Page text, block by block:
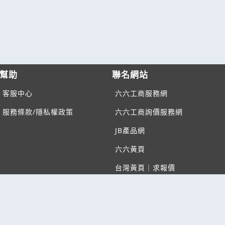
幫助
客服中心
服務條款/隱私權政策
聯名網站
六六工商服務網
六六工商詢價服務網
JB產品網
六六黃頁
台灣黃頁｜求報價